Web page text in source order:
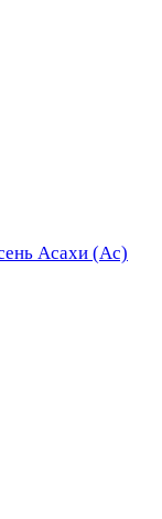
Асахи (Ас)